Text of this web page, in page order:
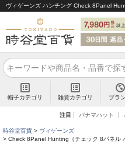
帽子カテゴリ 雑貨カテゴリ ブラ
注目 パナマハット
時谷堂百貨
ヴィゲーンズ
Check 8Panel Hunting（チェック 8パネル